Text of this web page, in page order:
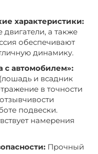
характеристики:
а также
обеспечивают
динамику.
автомобилем»:
и всадник
в точности
подвески.
намерения
Прочный